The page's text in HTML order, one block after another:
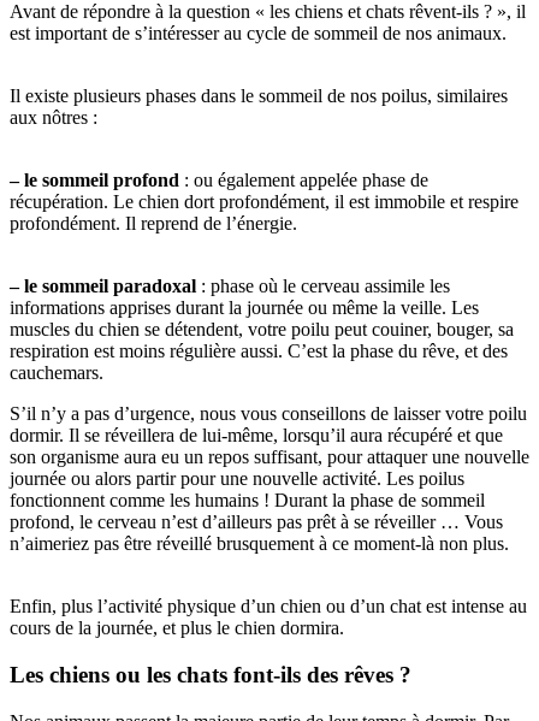
Avant de répondre à la question « les chiens et chats rêvent-ils ? », il
est important de s’intéresser au cycle de sommeil de nos animaux.
Il existe plusieurs phases dans le sommeil de nos poilus, similaires
aux nôtres :
– le sommeil profond : ou également appelée phase de
récupération. Le chien dort profondément, il est immobile et respire
profondément. Il reprend de l’énergie.
– le sommeil paradoxal : phase où le cerveau assimile les
informations apprises durant la journée ou même la veille. Les
muscles du chien se détendent, votre poilu peut couiner, bouger, sa
respiration est moins régulière aussi. C’est la phase du rêve, et des
cauchemars.
S’il n’y a pas d’urgence, nous vous conseillons de laisser votre poilu
dormir. Il se réveillera de lui-même, lorsqu’il aura récupéré et que
son organisme aura eu un repos suffisant, pour attaquer une nouvelle
journée ou alors partir pour une nouvelle activité. Les poilus
fonctionnent comme les humains ! Durant la phase de sommeil
profond, le cerveau n’est d’ailleurs pas prêt à se réveiller … Vous
n’aimeriez pas être réveillé brusquement à ce moment-là non plus.
Enfin, plus l’activité physique d’un chien ou d’un chat est intense au
cours de la journée, et plus le chien dormira.
Les chiens ou les chats font-ils des rêves ?